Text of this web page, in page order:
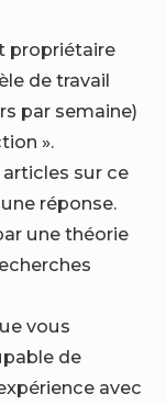
propriétaire
de travail
par semaine)
».
sur ce
réponse.
une théorie
vous
de
avec